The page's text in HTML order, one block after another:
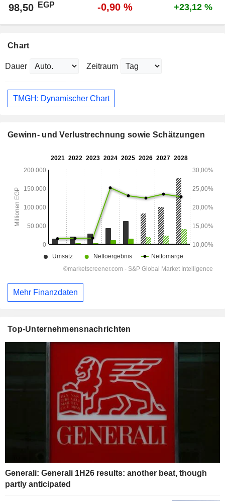
98,50 EGP -0,90 % +23,12 %
Chart
Dauer Zeitraum
TMGH: Dynamischer Chart
Gewinn- und Verlustrechnung sowie Schätzungen
Mehr Finanzdaten
Top-Unternehmensnachrichten
Generali: Generali 1H26 results: another beat, though
partly anticipated